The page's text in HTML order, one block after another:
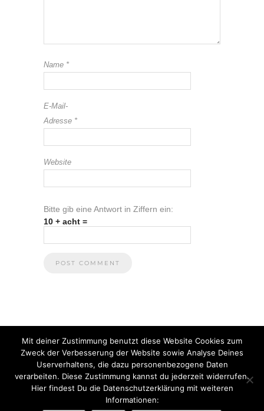
Name *
E-Mail-
Adresse *
Website
Bitte gib eine Antwort in Ziffern ein:
10 + acht =
© 2021 Anna Heuberger
Mit deiner Zustimmung benutzt diese Website Cookies zum
Zweck der Verbesserung der Website sowie Analyse Deines
Userverhaltens, die dazu personenbezogene Daten
verarbeiten. Diese Zustimmung kannst du jederzeit widerrufen.
Hier findest Du die Datenschutzerklärung mit weiteren
Informationen: